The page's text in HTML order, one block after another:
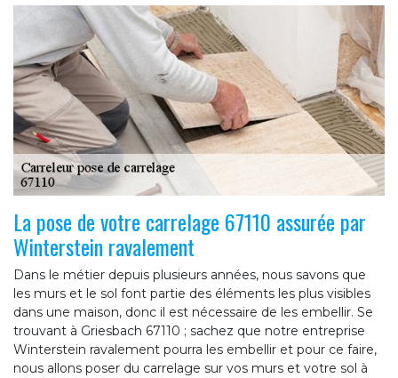
La pose de votre carrelage 67110 assurée par
Winterstein ravalement
Dans le métier depuis plusieurs années, nous savons que
les murs et le sol font partie des éléments les plus visibles
dans une maison, donc il est nécessaire de les embellir. Se
trouvant à Griesbach 67110 ; sachez que notre entreprise
Winterstein ravalement pourra les embellir et pour ce faire,
nous allons poser du carrelage sur vos murs et votre sol à